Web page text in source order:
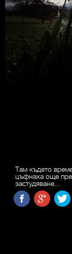
Там където
цъфнаха още
застудяване...